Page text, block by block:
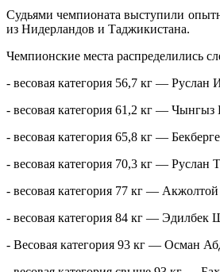
Судьями чемпионата выступили
из Нидерландов и Таджикистана.
Чемпионские места распределились
- весовая категория 56,7 кг — Руслан
- весовая категория 61,2 кг — Чынгыз
- весовая категория 65,8 кг —
- весовая категория 70,3 кг — Руслан
- весовая категория 77 кг —
- весовая категория 84 кг — Эдилбек
- Весовая категория 93 кг — Осман